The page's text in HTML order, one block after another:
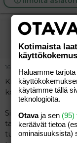
a_p
16.04.2012
Kiitos
kokemuksista.
Sitä jäin vielä
tahtisesta
tuntuu että
Kotimaista
käyttökokemus
Haluamme
käytämme tällä
teknologioita.
Otavaja sen (95)
keräävät tietoa
ominaisuuk­sista)